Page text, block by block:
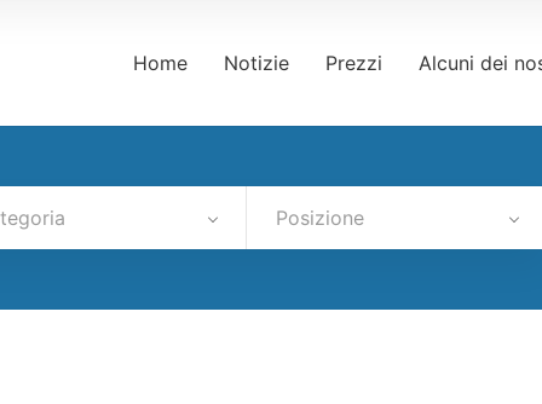
Home Notizie Prezzi Alcuni dei
Posizione